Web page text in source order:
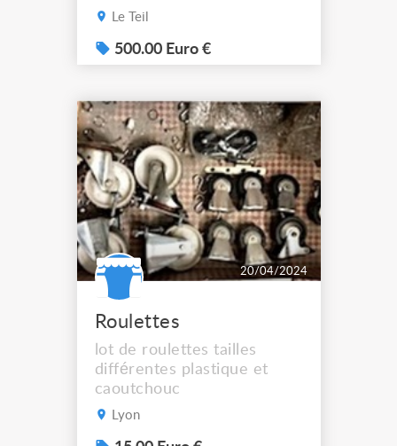
des tubes : 2mm Diamètre :
25cm
Le Teil
500.00 Euro €
20/04/2024
Roulettes
lot de roulettes tailles
différentes plastique et
caoutchouc
Lyon